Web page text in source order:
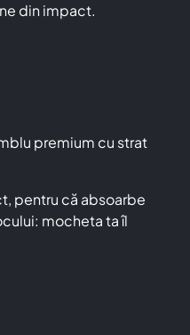
din impact.
premium cu strat
pentru că absoarbe
mocheta ta îl